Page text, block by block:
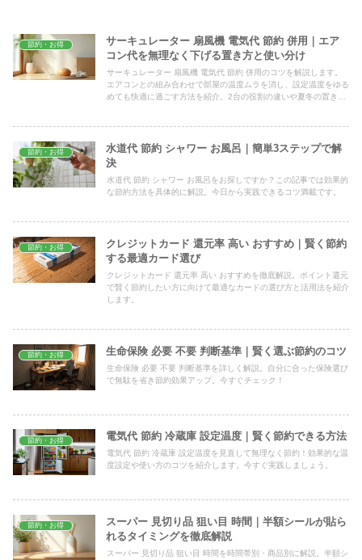
節約・お得
サーキュレーター 扇風機 電気代 節約 併用｜エア
コン代を無理なく下げる置き方と使い分け
サーキュレーター 扇風機 電気代 節約 併用のコツを解説します。
エアコンとの組み合わせで部屋の温度ムラを消し、設定温度をゆる
めても快適に過ごす方法を紹介。2台の役割の違いや夏冬の置き場
節約・お得
水道代 節約 シャワー お風呂｜簡単3ステップで解
決
水道代 節約 シャワー お風呂をお探しですか？この記事では効果的
な節約方法を具体的に解説。今日から実践できるコツ満載です。
節約・お得
クレジットカード 還元率 高い おすすめ｜賢く節約
する最適カード選び
クレジットカード 還元率 高い おすすめを徹底解説。ポイント還元
で賢く節約したい方に向けて最適なカードの選び方と活用法を紹介
します。
節約・お得 生命保険 必要 不要 判断基準｜賢く選ぶ節約のコツ
生命保険 必要 不要 判断基準を詳しく解説。自分に合った保険選び
で無駄を省き節約効果アップ。今すぐチェック！
節約・お得 電気代 節約 冷蔵庫 設定温度｜賢く節約できる方法
電気代 節約 冷蔵庫 設定温度を見直して無理なく節約！効果的な温
度設定や使い方のコツを紹介します。今すぐ実践しましょう。
節約・お得
スーパー 見切り品 狙い目 時間｜半額シールが貼ら
れるタイミングを徹底解説
スーパー 見切り品 狙い目 時間を時間帯別・商品別に解説。半額シ